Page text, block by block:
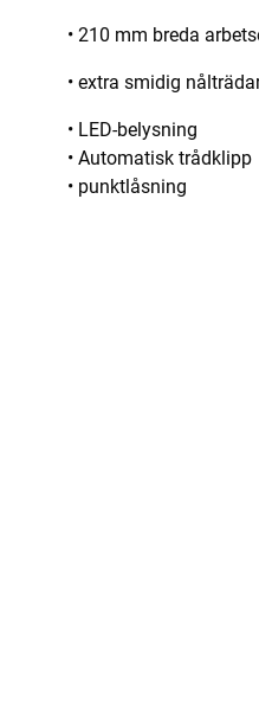
• 210 mm breda
• extra smidig
• LED-belysning
• Automatisk trådklipp
• punktlåsning